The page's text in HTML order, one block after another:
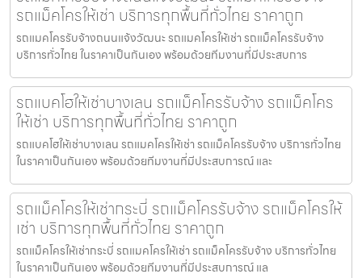
รถแม็คโครให้เช่า บริการทุกพื้นที่ทั่วไทย ราคาถูก
รถแมคโครรับจ้างถนนแจ้งวัฒนะ รถแมคโครให้เช่า รถแม็คโครรับจ้าง
บริการทั่วไทย ในราคาเป็นกันเอง พร้อมด้วยทีมงานที่มีประสบการ
รถแบคโฮให้เช่าบางเลน รถแม็คโครรับจ้าง รถแม็คโคร
ให้เช่า บริการทุกพื้นที่ทั่วไทย ราคาถูก
รถแบคโฮให้เช่าบางเลน รถแมคโครให้เช่า รถแม็คโครรับจ้าง บริการทั่วไทย
ในราคาเป็นกันเอง พร้อมด้วยทีมงานที่มีประสบการณ์ และ
รถแม็คโครให้เช่ากระบี่ รถแม็คโครรับจ้าง รถแม็คโครให้
เช่า บริการทุกพื้นที่ทั่วไทย ราคาถูก
รถแม็คโครให้เช่ากระบี่ รถแมคโครให้เช่า รถแม็คโครรับจ้าง บริการทั่วไทย
ในราคาเป็นกันเอง พร้อมด้วยทีมงานที่มีประสบการณ์ แล